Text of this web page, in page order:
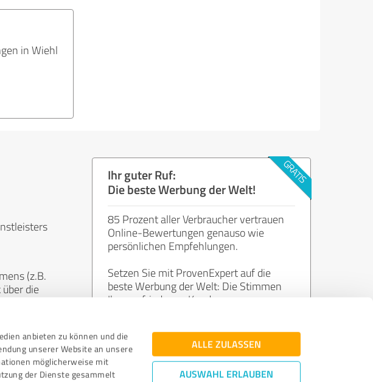
anbieten zu können und die
unserer Website an unsere
möglicherweise mit
der Dienste gesammelt
ALLE ZULASSEN
AUSWAHL ERLAUBEN
in Wiehl
(z.B.
die
von
noch
Ihr guter Ruf:
Die beste Werbung der Welt!
85 Prozent aller Verbraucher vertrauen
Online-Bewertungen genauso wie
persönlichen Empfehlungen.
Setzen Sie mit ProvenExpert auf die
beste Werbung der Welt: Die Stimmen
Ihrer zufriedenen Kunden.
Jetzt kostenlos starten